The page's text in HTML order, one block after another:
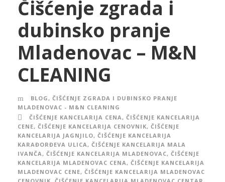
Čišćenje zgrada i
dubinsko pranje
Mladenovac – M&N
CLEANING
BLOG , ČIŠĆENJE ZGRADA I DUBINSKO PRANJE
MLADENOVAC - M&N CLEANING
ČIŠĆENJE KANCELARIJA CENA , ČIŠĆENJE KANCELARIJA
CENE, ČIŠĆENJE KANCELARIJA CENOVNIK, ČIŠĆENJE
KANCELARIJA JAGNJILO, ČIŠĆENJE KANCELARIJA
KARAĐORĐEVA ULICA , ČIŠĆENJE KANCELARIJA MALA
IVANČA , ČIŠĆENJE KANCELARIJA MLADENOVAC, ČIŠĆENJE
KANCELARIJA MLADENOVAC CENA , ČIŠĆENJE KANCELARIJA
MLADENOVAC CENE, ČIŠĆENJE KANCELARIJA MLADENOVAC